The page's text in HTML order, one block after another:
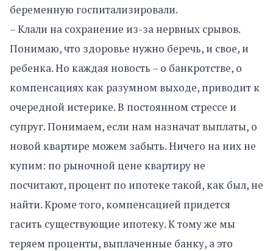
беременную госпитализировали.
– Клали на сохранение из-за нервных срывов.
Понимаю, что здоровье нужно беречь, и свое, и
ребенка. Но каждая новость – о банкротстве, о
компенсациях как разумном выходе, приводит к
очередной истерике. В постоянном стрессе и
супруг. Понимаем, если нам назначат выплаты, о
новой квартире можем забыть. Ничего на них не
купим: по рыночной цене квартиру не
посчитают, процент по ипотеке такой, как был, не
найти. Кроме того, компенсацией придется
гасить существующие ипотеку. К тому же мы
теряем проценты, выплаченные банку, а это